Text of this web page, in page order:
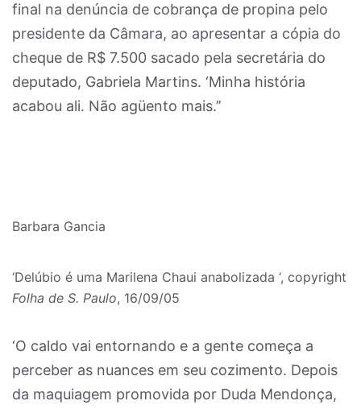
final na denúncia de cobrança de propina pelo
presidente da Câmara, ao apresentar a cópia do
cheque de R$ 7.500 sacado pela secretária do
deputado, Gabriela Martins. ‘Minha história
acabou ali. Não agüento mais.’’
Barbara Gancia
‘Delúbio é uma Marilena Chaui anabolizada ‘, copyright
Folha de S. Paulo, 16/09/05
‘O caldo vai entornando e a gente começa a
perceber as nuances em seu cozimento. Depois
da maquiagem promovida por Duda Mendonça,